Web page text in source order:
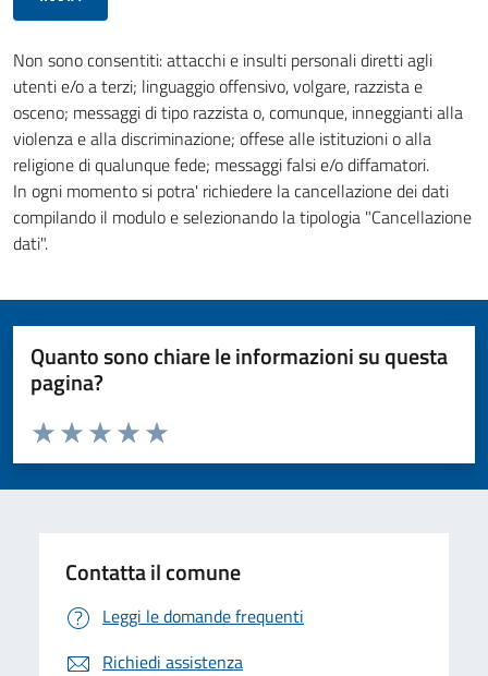
Non sono consentiti: attacchi e insulti personali diretti agli
utenti e/o a terzi; linguaggio offensivo, volgare, razzista e
osceno; messaggi di tipo razzista o, comunque, inneggianti alla
violenza e alla discriminazione; offese alle istituzioni o alla
religione di qualunque fede; messaggi falsi e/o diffamatori.
In ogni momento si potra' richiedere la cancellazione dei dati
compilando il modulo e selezionando la tipologia "Cancellazione
dati".
Quanto sono chiare le informazioni su questa
pagina?
Valuta da 1 a 5 stelle la pagina
Valuta 5 stelle su 5
Valuta 4 stelle su 5
Valuta 3 stelle su 5
Valuta 2 stelle su 5
Valuta 1 stelle su 5
Contatta il comune
Leggi le domande frequenti
Richiedi assistenza